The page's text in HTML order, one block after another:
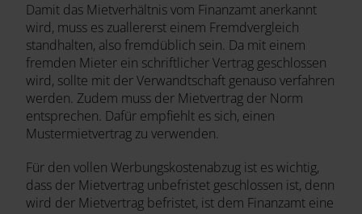
Damit das Mietverhältnis vom Finanzamt anerkannt
wird, muss es zuallererst einem Fremdvergleich
standhalten, also fremdüblich sein. Da mit einem
fremden Mieter ein schriftlicher Vertrag geschlossen
wird, sollte mit der Verwandtschaft genauso verfahren
werden. Zudem muss der Mietvertrag der Norm
entsprechen. Dafür empfiehlt es sich, einen
Mustermietvertrag zu verwenden.
Für den vollen Werbungskostenabzug ist es wichtig,
dass der Mietvertrag unbefristet geschlossen ist, denn
wird der Mietvertrag befristet, ist dem Finanzamt eine